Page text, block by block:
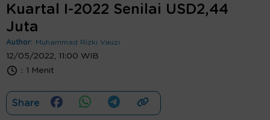
Kuartal I-2022 Senilai USD2,44
Juta
Author: Muhammad Rizki Vauzi
12/05/2022, 11:00 WIB
: 1 Menit
Share